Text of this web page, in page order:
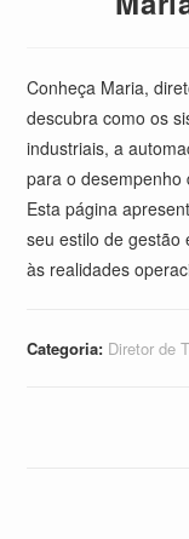
Conheça Maria,
descubra como os
industriais, a
para o
Esta página
seu estilo de gestão
às realidades
Categoria: Diretor de